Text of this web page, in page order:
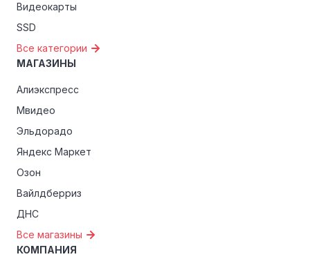
Видеокарты
SSD
Все категории
МАГАЗИНЫ
Алиэкспресс
Мвидео
Эльдорадо
Яндекс Маркет
Озон
Вайлдберриз
ДНС
Все магазины
КОМПАНИЯ